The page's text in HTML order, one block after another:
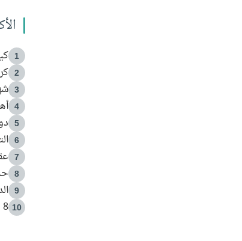
1
2
3
4
5
6
7
8
9
10 8 مسئوليات على الزوج تجاه زوجته